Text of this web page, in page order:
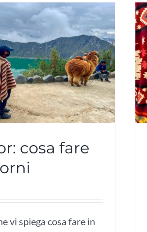
cosa fare
vi spiega cosa fare in